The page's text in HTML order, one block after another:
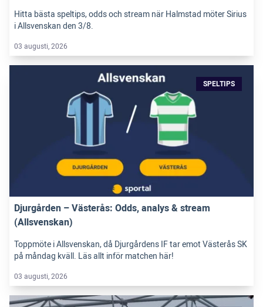
Hitta bästa speltips, odds och stream när Halmstad möter Sirius
i Allsvenskan den 3/8.
03 augusti, 2026
SPELTIPS
Djurgården – Västerås: Odds, analys & stream
(Allsvenskan)
Toppmöte i Allsvenskan, då Djurgårdens IF tar emot Västerås SK
på måndag kväll. Läs allt inför matchen här!
03 augusti, 2026